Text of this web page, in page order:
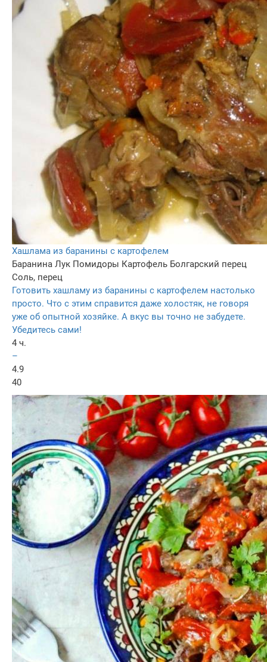
Хашлама из баранины с картофелем
Баранина Лук Помидоры Картофель Болгарский перец
Соль, перец
Готовить хашламу из баранины с картофелем настолько
просто. Что с этим справится даже холостяк, не говоря
уже об опытной хозяйке. А вкус вы точно не забудете.
Убедитесь сами!
4 ч.
–
4.9
40